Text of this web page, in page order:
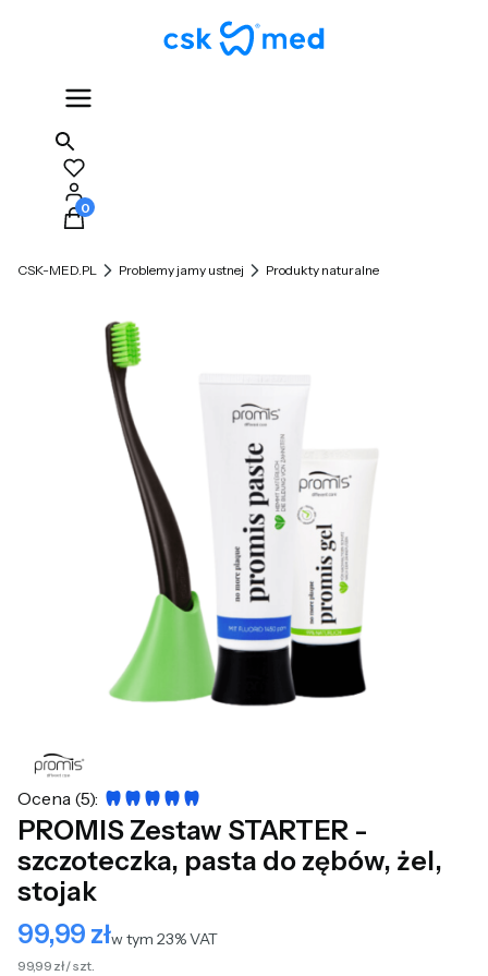
Produkty w koszyku: 0. Zobacz szczegóły
CSK-MED.PL Problemy jamy ustnej Produkty naturalne
Ocena (5):
PROMIS Zestaw STARTER -
szczoteczka, pasta do zębów, żel,
stojak
Cena
99,99 złw tym 23% VAT
w tym 23%VAT
99,99 zł / szt.